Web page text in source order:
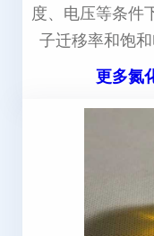
度、电压等条件
子迁移率和饱
更多氮